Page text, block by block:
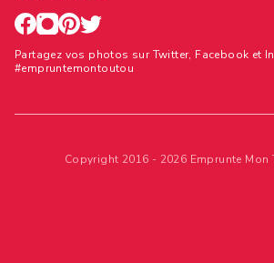
Partagez vos photos sur Twitter, Facebook et
#empruntemontoutou
Copyright 2016 - 2026 Emprunte Mon